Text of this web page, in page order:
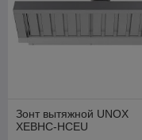
Зонт вытяжной UNOX
XEBHC-HCEU